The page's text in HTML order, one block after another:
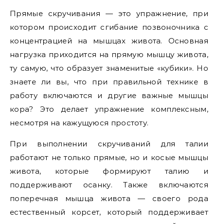
Прямые скручивания — это упражнение, при
котором происходит сгибание позвоночника с
концентрацией на мышцах живота. Основная
нагрузка приходится на прямую мышцу живота,
ту самую, что образует знаменитые «кубики». Но
знаете ли вы, что при правильной технике в
работу включаются и другие важные мышцы
кора? Это делает упражнение комплексным,
несмотря на кажущуюся простоту.
При выполнении скручиваний для талии
работают не только прямые, но и косые мышцы
живота, которые формируют талию и
поддерживают осанку. Также включаются
поперечная мышца живота — своего рода
естественный корсет, который поддерживает